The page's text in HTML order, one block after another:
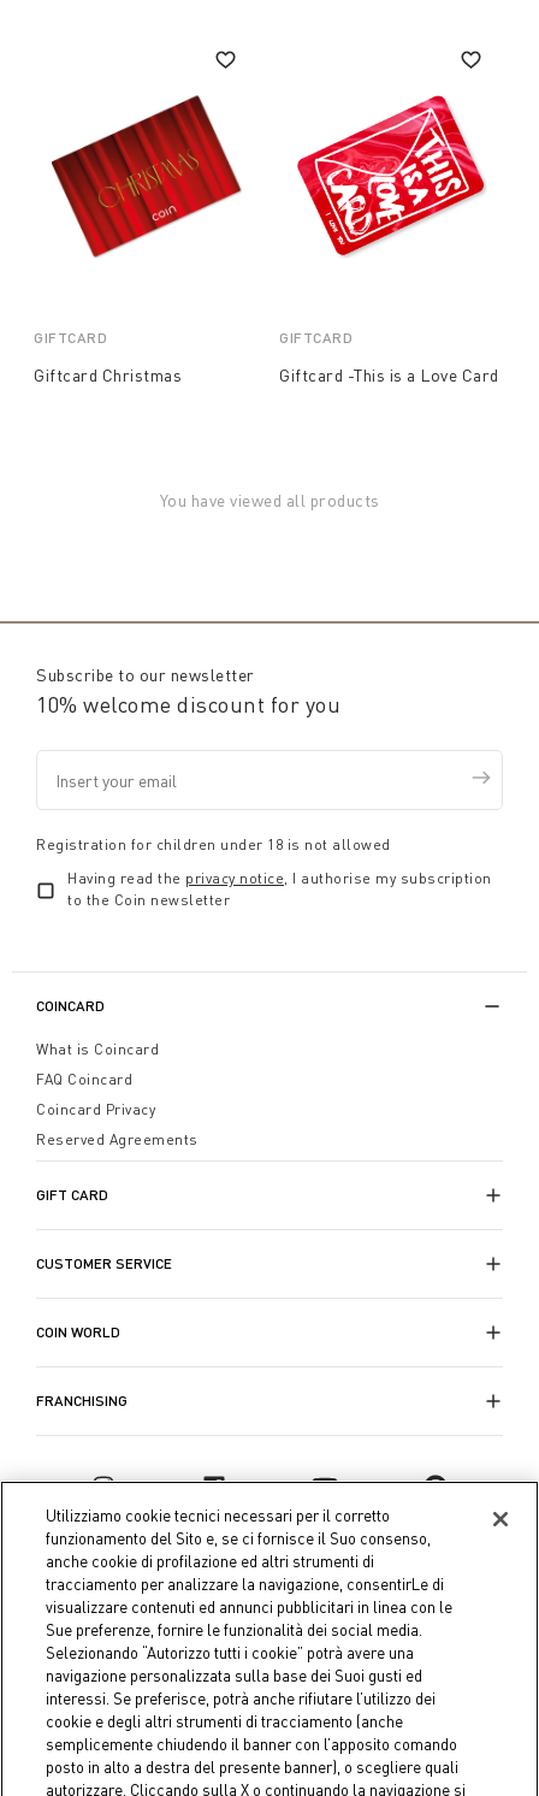
GIFTCARD
Giftcard Christmas
GIFTCARD
Giftcard -This is a Love Card
You have viewed all products
Subscribe to our newsletter
10% welcome discount for you
Registration for children under 18 is not allowed
Having read the privacy notice, I authorise my subscription
to the Coin newsletter
COINCARD
What is Coincard
FAQ Coincard
Coincard Privacy
Reserved Agreements
GIFT CARD
CUSTOMER SERVICE
COIN WORLD
FRANCHISING
Coin S.p.A. Tax code / VAT number 04391480276, share capital
€ 10.000.000,00 fully paid up
Utilizziamo cookie tecnici necessari per il corretto
funzionamento del Sito e, se ci fornisce il Suo consenso,
anche cookie di profilazione ed altri strumenti di
tracciamento per analizzare la navigazione, consentirLe di
visualizzare contenuti ed annunci pubblicitari in linea con le
Sue preferenze, fornire le funzionalità dei social media.
Selezionando “Autorizzo tutti i cookie” potrà avere una
navigazione personalizzata sulla base dei Suoi gusti ed
interessi. Se preferisce, potrà anche rifiutare l’utilizzo dei
cookie e degli altri strumenti di tracciamento (anche
semplicemente chiudendo il banner con l’apposito comando
posto in alto a destra del presente banner), o scegliere quali
autorizzare. Cliccando sulla X o continuando la navigazione si